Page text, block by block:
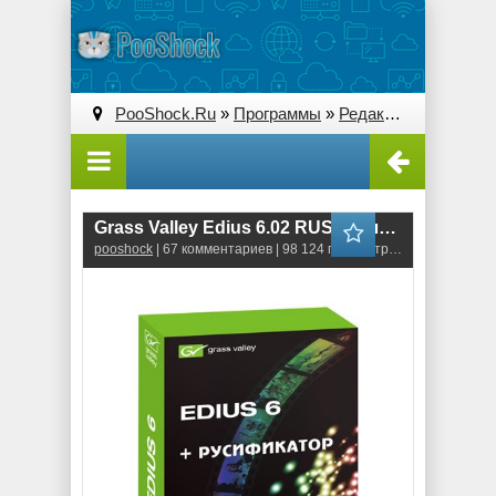
PooShock.Ru » Программы » Редакторы видео
Grass Valley Edius 6.02 RUS (Полная русификация)
pooshock | 67 комментариев | 98 124 просмотров